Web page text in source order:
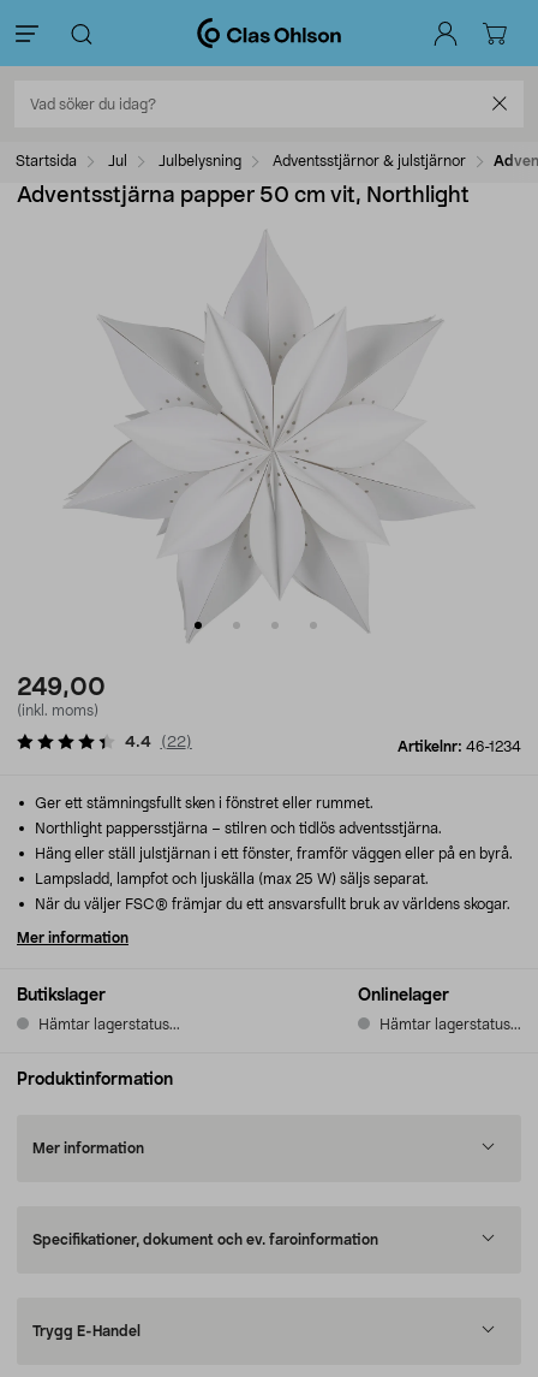
Startsida Jul Julbelysning Adventsstjärnor & julstjärnor
Adventsstjärna papper 50 cm vit, Northlight
249,00
(inkl. moms)
Artikelnr: 46-1234
4.4 ( 22)
Butikslager
Hämtar lagerstatus...
Onlinelager
Hämtar lagerstatus...
Ger ett stämningsfullt sken i fönstret eller rummet.
Northlight pappersstjärna – stilren och tidlös adventsstjärna.
Häng eller ställ julstjärnan i ett fönster, framför väggen eller på en byrå.
Lampsladd, lampfot och ljuskälla (max 25 W) säljs separat.
När du väljer FSC® främjar du ett ansvarsfullt bruk av världens skogar.
Mer information
Produktinformation
Mer information
Specifikationer, dokument och ev. faroinformation
Trygg E-Handel